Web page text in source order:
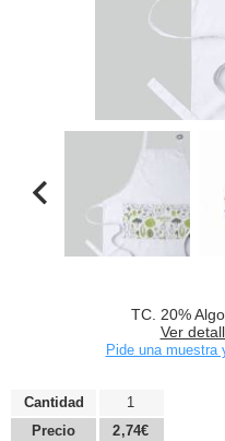
TC. 20%
Ver
Pide una muestra
Cantidad
Precio
1
2,74€